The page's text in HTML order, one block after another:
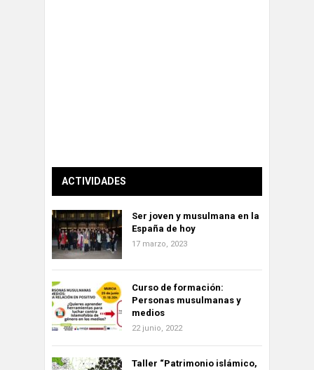
ACTIVIDADES
Ser joven y musulmana en la
España de hoy
17 marzo, 2023
Curso de formación:
Personas musulmanas y
medios
22 junio, 2022
Taller “Patrimonio islámico,